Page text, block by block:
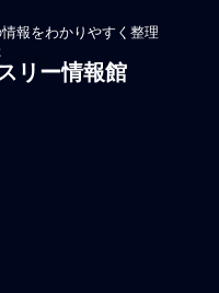
報をわかりやすく整理
リー情報館